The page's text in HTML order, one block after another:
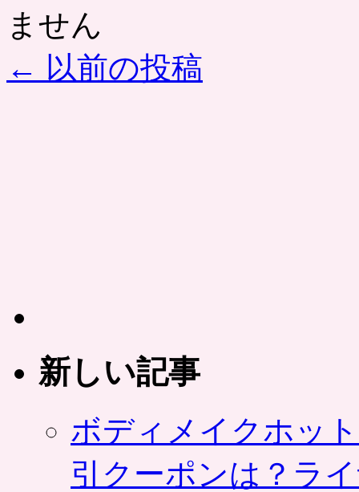
ません
← 以前の投稿
新しい記事
ボディメイクホッ
引クーポンは？ラ